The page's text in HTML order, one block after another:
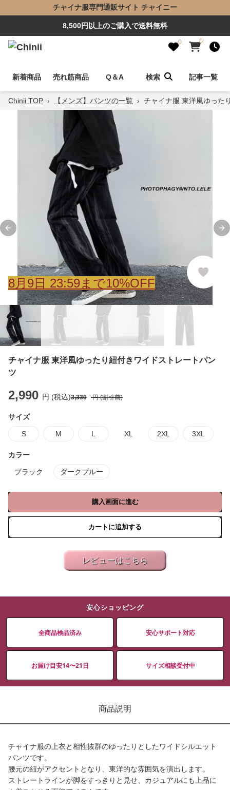
チャイナ服専門通販サイト チャイニー
8,500円以上のご購入で送料無料
0 0
新着商品 売れ筋商品 Q＆A 検索 記事一覧
Chinii TOP › 【メンズ】パンツの一覧 › チャイナ服 東洋風ゆった
Previous slide
8月 9日 23:59まで10%OFF
チャイナ服 東洋風ゆったり紐付きワイドストレートパン
ツ
2,990 円 (税込)3,330 円 (割引前)
サイズ
S M L XL 2XL 3XL
カラー
ブラック ダークブルー
購入画面に進む
カートに追加する
レビューはこちら
安心ショッピング
全商品検品済み 安心サポート対応
お届け目安14〜21日 サイズ相談受付中
商品説明
チャイナ服の上衣と相性抜群のゆったりとしたワイドシルエット
パンツです。
腰元の紐がアクセントとなり、東洋的な雰囲気を演出します。
ストレートラインが脚をすっきりと見せ、カジュアルにも上品に